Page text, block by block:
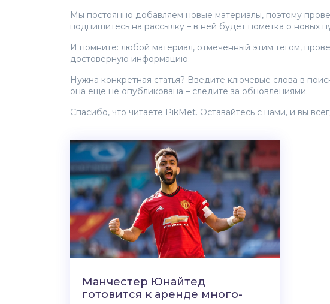
Мы постоянно добавляем новые материалы, поэтому
подпишитесь на рассылку – в ней будет пометка о новых
И помните: любой материал, отмеченный этим тегом,
достоверную информацию.
Нужна конкретная статья? Введите ключевые слова в
она ещё не опубликована – следите за обновлениями.
Спасибо, что читаете PikMet. Оставайтесь с нами, и вы
Манчестер Юнайтед
готовится к аренде много-